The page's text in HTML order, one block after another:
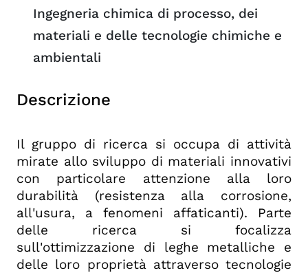
Ingegneria chimica di processo, dei
materiali e delle tecnologie chimiche e
ambientali
Descrizione
Il gruppo di ricerca si occupa di attività
mirate allo sviluppo di materiali innovativi
con particolare attenzione alla loro
durabilità (resistenza alla corrosione,
all'usura, a fenomeni affaticanti). Parte
delle ricerca si focalizza
sull'ottimizzazione di leghe metalliche e
delle loro proprietà attraverso tecnologie